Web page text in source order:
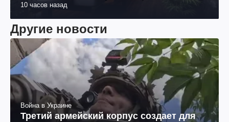
10 часов назад
Другие новости
Война в Украине
Третий армейский корпус создает для